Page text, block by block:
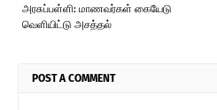
அரசுப்பள்ளி: மாணவர்கள் கையேடு
வெளியிட்டு அசத்தல்
POST A COMMENT